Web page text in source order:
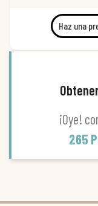
Haz una
¡Oye!
265